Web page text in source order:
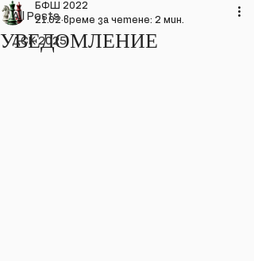
All Posts
ДСК 2025
УВЕДОМЛЕНИЕ
БФШ 2022
21.02 време за четене: 2 мин.